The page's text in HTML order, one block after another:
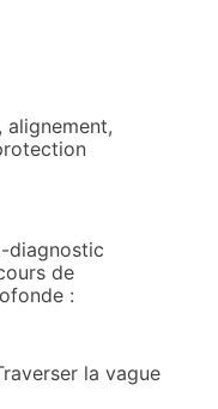
alignement,
diagnostic
de
:
la vague